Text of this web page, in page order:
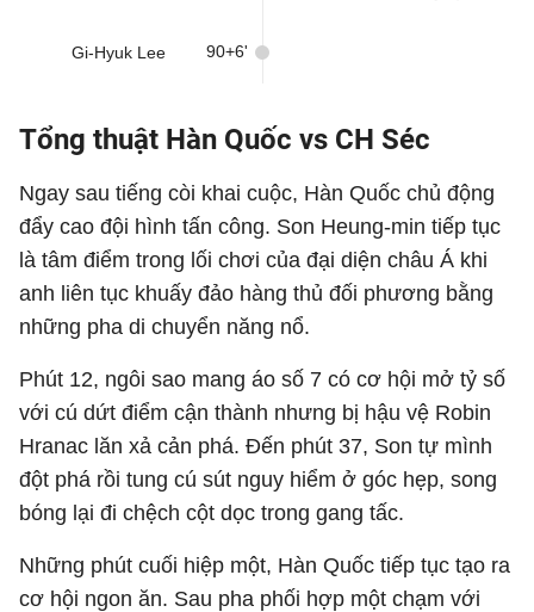
Gi-Hyuk Lee 90+6'
Tổng thuật Hàn Quốc vs CH Séc
Ngay sau tiếng còi khai cuộc, Hàn Quốc chủ động
đẩy cao đội hình tấn công. Son Heung-min tiếp tục
là tâm điểm trong lối chơi của đại diện châu Á khi
anh liên tục khuấy đảo hàng thủ đối phương bằng
những pha di chuyển năng nổ.
Phút 12, ngôi sao mang áo số 7 có cơ hội mở tỷ số
với cú dứt điểm cận thành nhưng bị hậu vệ Robin
Hranac lăn xả cản phá. Đến phút 37, Son tự mình
đột phá rồi tung cú sút nguy hiểm ở góc hẹp, song
bóng lại đi chệch cột dọc trong gang tấc.
Những phút cuối hiệp một, Hàn Quốc tiếp tục tạo ra
cơ hội ngon ăn. Sau pha phối hợp một chạm với